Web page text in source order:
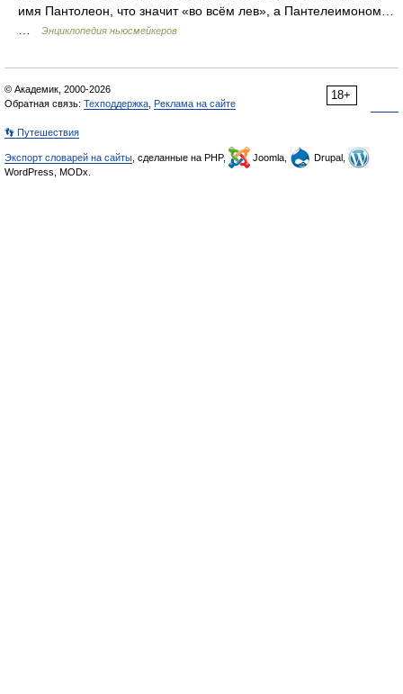
имя Пантолеон, что значит «во всём лев», а Пантелеимоном…
Энциклопедия ньюсмейкеров
18+
© Академик, 2000-2026
Обратная связь: Техподдержка Реклама на сайте
👣 Путешествия
Экспорт словарей на сайты , сделанные на PHP, Joomla,
Drupal,
WordPress, MODx.